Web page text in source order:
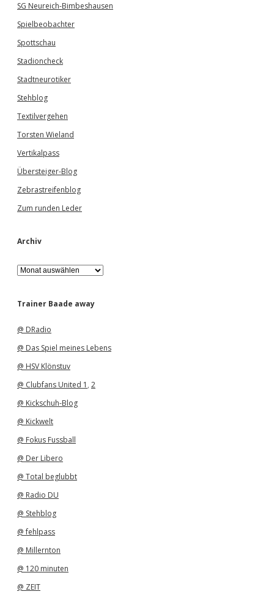
SG Neureich-Bimbeshausen
Spielbeobachter
Spottschau
Stadioncheck
Stadtneurotiker
Stehblog
Textilvergehen
Torsten Wieland
Vertikalpass
Übersteiger-Blog
Zebrastreifenblog
Zum runden Leder
Archiv
A
r
h
Trainer Baade away
@ DRadio
@ Das Spiel meines Lebens
@ HSV Klönstuv
@ Clubfans United 1 , 2
@ Kickschuh-Blog
@ Kickwelt
@ Fokus Fussball
@ Der Libero
@ Total beglubbt
@ Radio DU
@ Stehblog
@ fehlpass
@ Millernton
@ 120 minuten
@ ZEIT